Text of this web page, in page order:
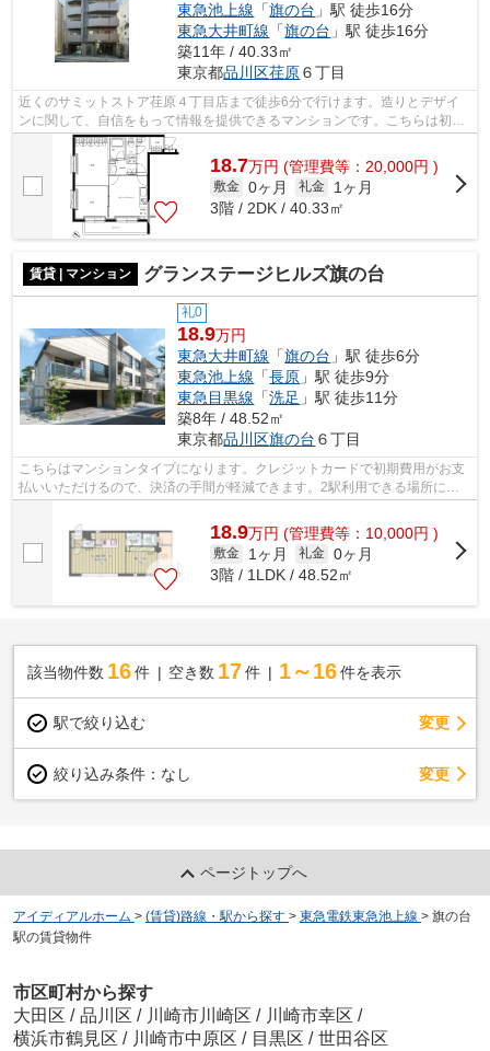
東急池上線 「旗の台 」駅 徒歩16分
東急大井町線 「旗の台 」駅 徒歩16分
築11年 / 40.33㎡
東京都品川区荏原６丁目
近くのサミットストア荏原４丁目店まで徒歩6分で行けます。造りとデザイ
ンに関して、自信をもって情報を提供できるマンションです。こちらは初期
費用をカードでお支払いいただける物件...
18.7万円 (管理費等：20,000円 )
敷金 0ヶ月 礼金
1ヶ月
3階 / 2DK / 40.33㎡
賃貸 | マンション グランステージヒルズ旗の台
礼0
18.9万円
東急大井町線 「旗の台 」駅 徒歩6分
東急池上線 「長原 」駅 徒歩9分
東急目黒線 「洗足 」駅 徒歩11分
築8年 / 48.52㎡
東京都品川区旗の台 ６丁目
こちらはマンションタイプになります。クレジットカードで初期費用がお支
払いいただけるので、決済の手間が軽減できます。2駅利用できる場所にあ
18.9万円 (管理費等：10,000円 )
敷金 1ヶ月 礼金 0ヶ月
3階 / 1LDK / 48.52㎡
該当物件数 16件 空き数 17 件 1～16 件を表示
駅で絞り込む 変更
絞り込み条件： なし 変更
ページトップへ
アイディアルホーム > (賃貸)路線・駅から探す > 東急電鉄東急池上線 > 旗の台
駅の賃貸物件
市区町村から探す
大田区 / 品川区 / 川崎市川崎区 / 川崎市幸区 /
横浜市鶴見区 / 川崎市中原区 / 目黒区 / 世田谷区